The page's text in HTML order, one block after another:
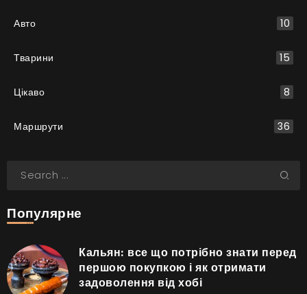
Авто 10
Тварини 15
Цікаво 8
Маршрути 36
Популярне
Кальян: все що потрібно знати перед
першою покупкою і як отримати
задоволення від хобі